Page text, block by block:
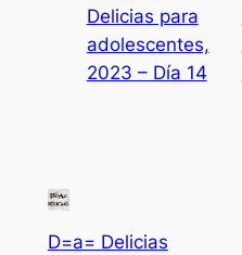
Delicias para
adolescentes,
2023 – Día 14
D=a= Delicias